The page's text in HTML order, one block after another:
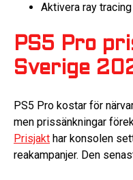
Aktivera ray
PS5 Pro
Sverige
PS5 Pro kostar för
men prissänkningar
Prisjakt har konsolen
reakampanjer. Den